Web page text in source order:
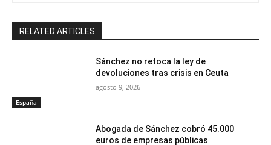
RELATED ARTICLES
España
Sánchez no retoca la ley de
devoluciones tras crisis en Ceuta
agosto 9, 2026
Abogada de Sánchez cobró 45.000
euros de empresas públicas